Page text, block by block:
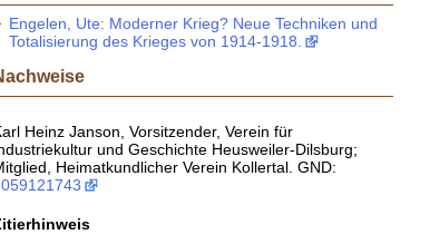
Engelen, Ute: Moderner Krieg? Neue Techniken und
Totalisierung des Krieges von 1914-1918.
Heinz Janson, Vorsitzender, Verein für
und Geschichte Heusweiler-Dilsburg;
Heimatkundlicher Verein Kollertal. GND: